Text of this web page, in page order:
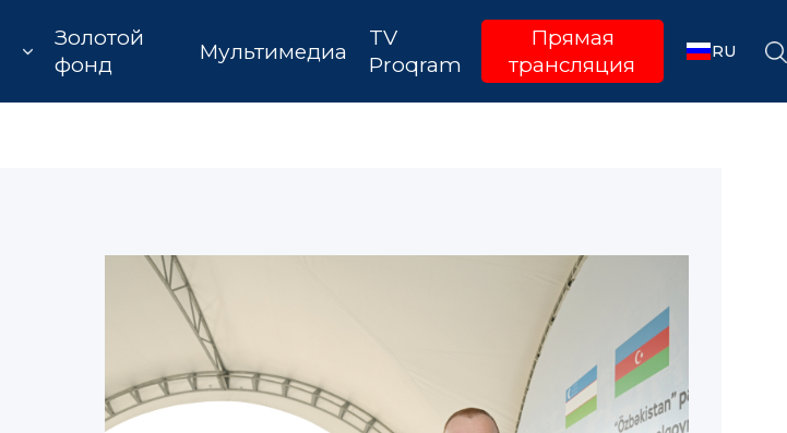
Золотой
фонд
Мультимедиа
TV
Proqram
Прямая
трансляция
RU